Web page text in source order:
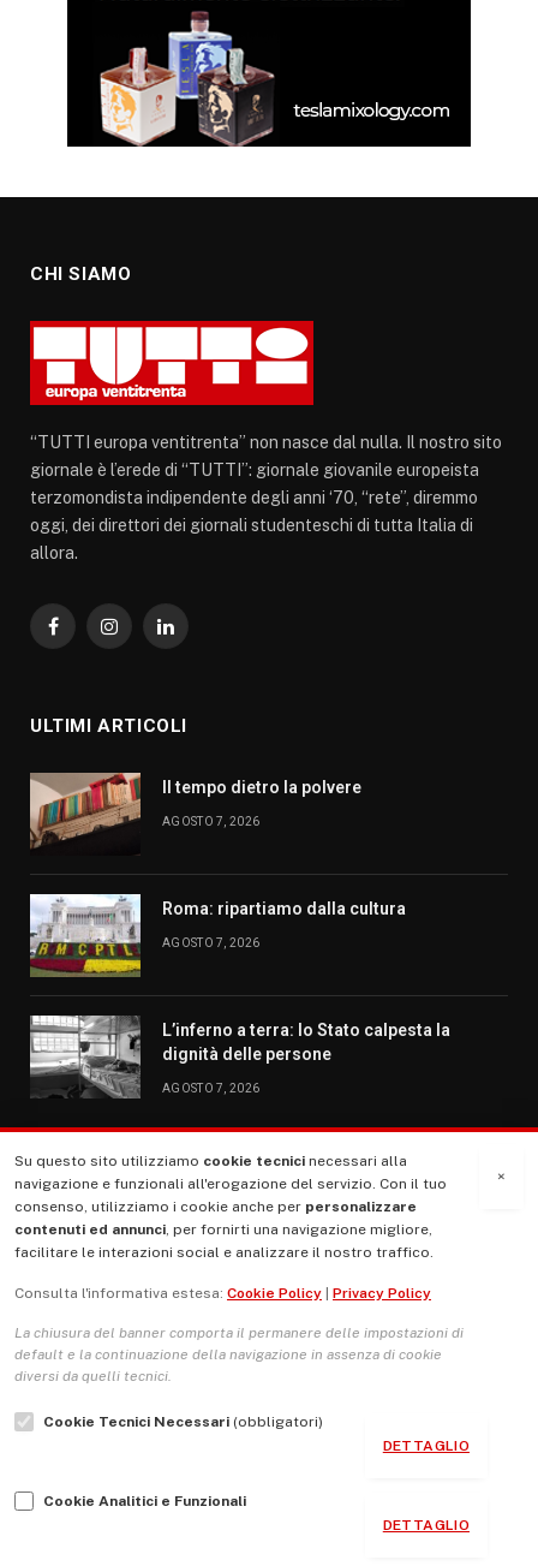
CHI SIAMO
“TUTTI europa ventitrenta” non nasce dal nulla. Il nostro sito
giornale è l’erede di “TUTTI”: giornale giovanile europeista
terzomondista indipendente degli anni ‘70, “rete”, diremmo
oggi, dei direttori dei giornali studenteschi di tutta Italia di
allora.
FacebookInstagramLinkedIn
ULTIMI ARTICOLI
Il tempo dietro la polvere
AGOSTO 7, 2026
Roma: ripartiamo dalla cultura
AGOSTO 7, 2026
L’inferno a terra: lo Stato calpesta la
dignità delle persone
AGOSTO 7, 2026
MENU
La Nostra Storia
Le Copertine
L’Associazione
Indirizzo Socio Politico Culturale
Guida per le autrici e gli autori
×
Su questo sito utilizziamo cookie tecnici necessari alla
navigazione e funzionali all'erogazione del servizio. Con il tuo
consenso, utilizziamo i cookie anche per personalizzare
contenuti ed annunci, per fornirti una navigazione migliore,
facilitare le interazioni social e analizzare il nostro traffico.
Consulta l'informativa estesa: Cookie Policy Privacy Policy
La chiusura del banner comporta il permanere delle impostazioni di
default e la continuazione della navigazione in assenza di cookie
diversi da quelli tecnici.
Cookie Tecnici Necessari (obbligatori)
DETTAGLIO
Cookie Analitici e Funzionali
DETTAGLIO